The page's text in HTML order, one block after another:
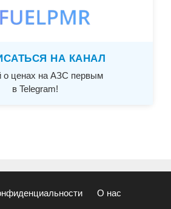
НА КАНАЛ
о ценах на АЗС первым
в Telegram!
О нас